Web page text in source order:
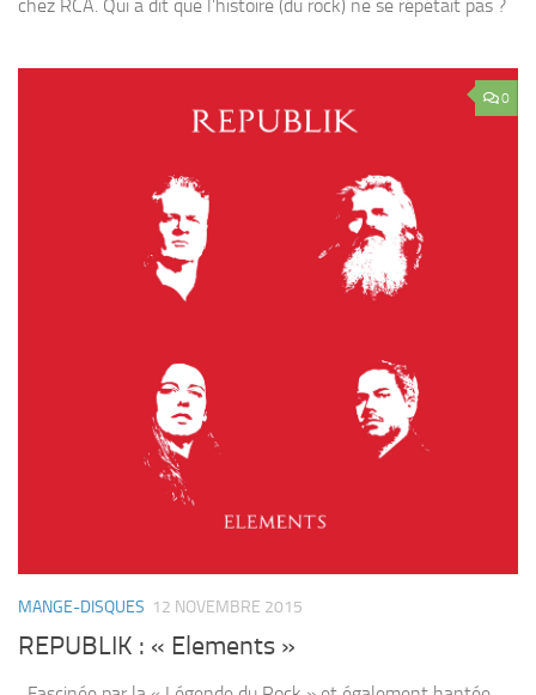
chez RCA. Qui a dit que l’histoire (du rock) ne se répétait pas ?
0
MANGE-DISQUES 12 NOVEMBRE 2015
REPUBLIK : « Elements »